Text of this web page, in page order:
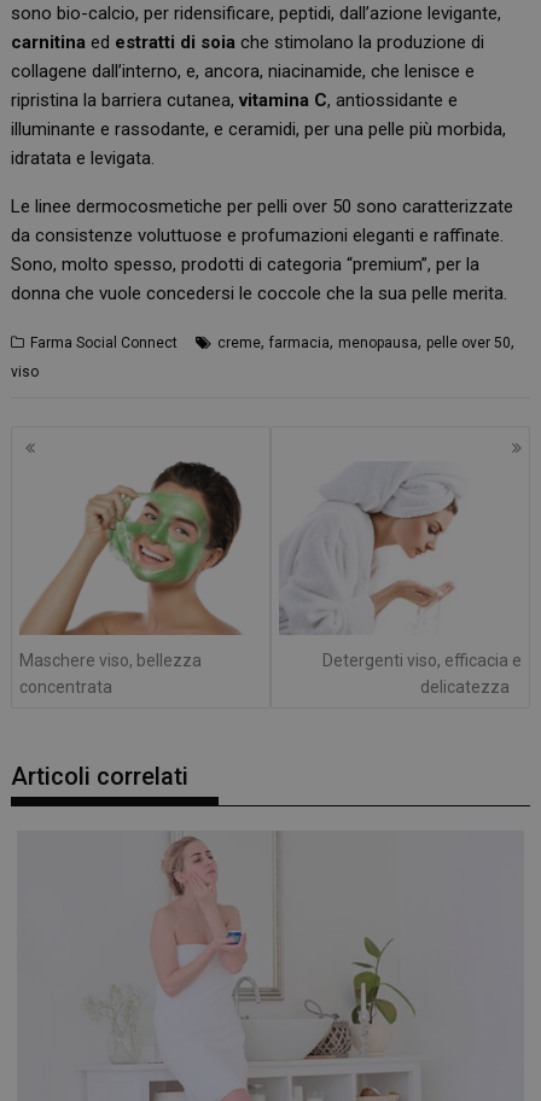
sono bio-calcio, per ridensificare, peptidi, dall’azione levigante,
carnitina ed estratti di soia che stimolano la produzione di
collagene dall’interno, e, ancora, niacinamide, che lenisce e
ripristina la barriera cutanea,vitamina C, antiossidante e
illuminante e rassodante, e ceramidi, per una pelle più morbida,
idratata e levigata.
Le linee dermocosmetiche per pelli over 50 sono caratterizzate
da consistenze voluttuose e profumazioni eleganti e raffinate.
Sono, molto spesso, prodotti di categoria “premium”, per la
donna che vuole concedersi le coccole che la sua pelle merita.
Farma Social Connect creme,farmacia, menopausa, pelle over 50,
viso
Navigazione
Maschere viso, bellezza
concentrata
Detergenti viso, efficacia e
delicatezza
Articoli correlati